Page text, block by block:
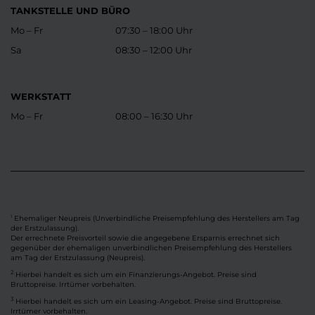
TANKSTELLE UND BÜRO
Mo – Fr
Sa
07:30 – 18:00 Uhr
08:30 – 12:00 Uhr
WERKSTATT
Mo – Fr
08:00 – 16:30 Uhr
Ehemaliger Neupreis (Unverbindliche Preisempfehlung des Herstellers am Tag
der Erstzulassung).
Der errechnete Preisvorteil sowie die angegebene Ersparnis errechnet sich
gegenüber der ehemaligen unverbindlichen Preisempfehlung des Herstellers
am Tag der Erstzulassung (Neupreis).
2 Hierbei handelt es sich um ein Finanzierungs-Angebot. Preise sind
Bruttopreise. Irrtümer vorbehalten.
3 Hierbei handelt es sich um ein Leasing-Angebot. Preise sind Bruttopreise.
Irrtümer vorbehalten.